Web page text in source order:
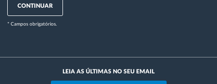
CONTINUAR
* Campos obrigatórios.
LEIA AS ÚLTIMAS NO SEU EMAIL